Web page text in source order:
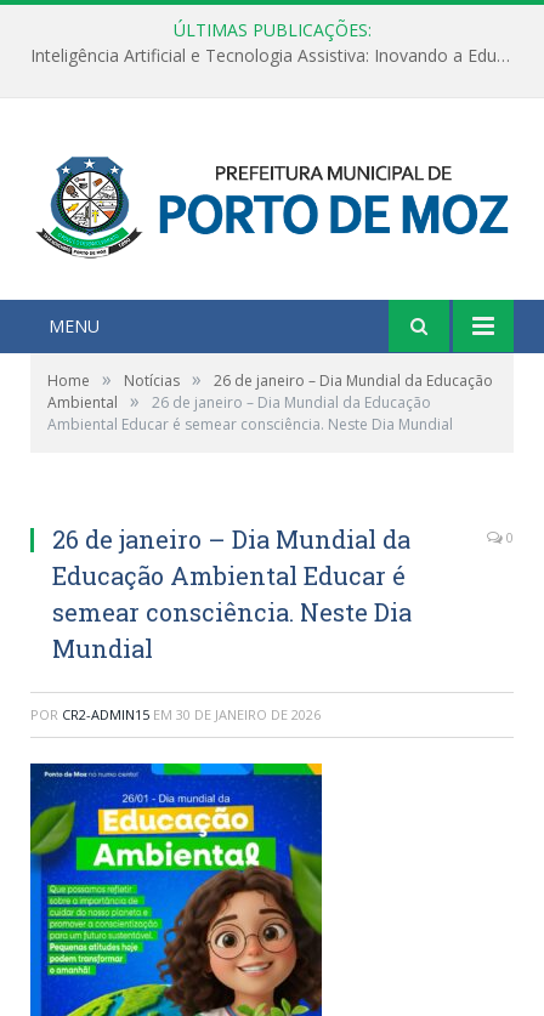
ÚLTIMAS PUBLICAÇÕES:
Inteligência Artificial e Tecnologia Assistiva: Inovando a Educação Especial e Inclusiva
MENU
Home » Notícias »
26 de janeiro – Dia Mundial da Educação
Ambiental
»
26 de janeiro – Dia Mundial da Educação
Ambiental Educar é semear consciência. Neste Dia Mundial
26 de janeiro – Dia Mundial da
Educação Ambiental Educar é
semear consciência. Neste Dia
Mundial
0
POR CR2-ADMIN15 EM 30 DE JANEIRO DE 2026